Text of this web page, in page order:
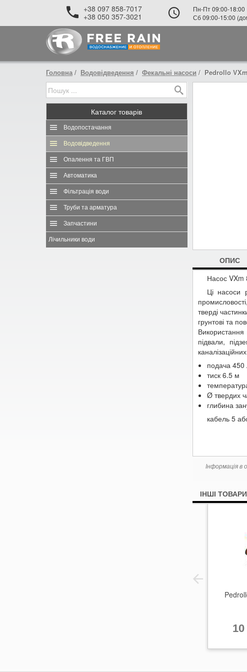
+38 097 858-7017
+38 050 357-3021
Пн-Пт 09:00-18:00
Сб 09:00-15:00
Головна Водовідведення Фекальні насоси Pedrollo
Каталог товарів
Водопостачання
Водовідведення
Опалення та ГВП
Автоматика
Фільтрація води
Труби та арматура
Запчастини
Лічильники води
ОПИС
Насос VXm
Ці насоси
тверді
грунтові та
підвали,
подача 450
тиск 6.5 м
Ø твердих
глибина
кабель 5
Інформація в
ІНШІ